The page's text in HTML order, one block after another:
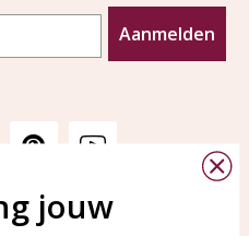
Aanmelden
KAYA Sieraden
jouw